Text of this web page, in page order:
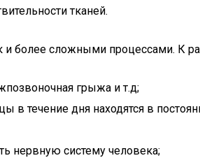
тканей.
более сложными процессами. К
грыжа и т.д;
течение дня находятся в
нервную систему человека;